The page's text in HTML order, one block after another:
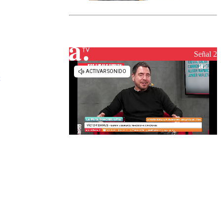
el fin de la
reconstrucciónSeñal 2